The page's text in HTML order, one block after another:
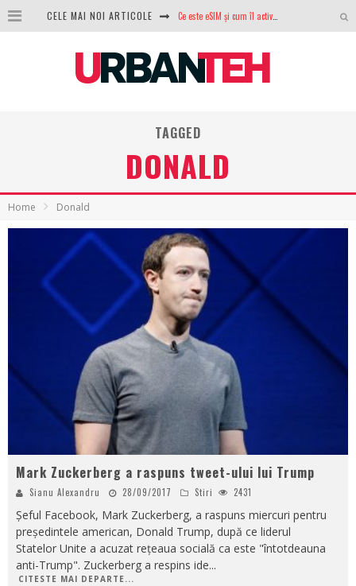
CELE MAI NOI ARTICOLE Ce este eSIM și cum îl activezi pe telefon? Ghid complet pentru Android și iPhone
TAGGED
DONALD
Home Donald
Mark Zuckerberg a raspuns tweet-ului lui Trump
Sianu Alexandru 28/09/2017 Stiri 2431
Șeful Facebook, Mark Zuckerberg, a raspuns miercuri pentru
președintele american, Donald Trump, după ce liderul
Statelor Unite a acuzat rețeaua socială ca este "întotdeauna
anti-Trump". Zuckerberg a respins ide...
CITESTE MAI DEPARTE...